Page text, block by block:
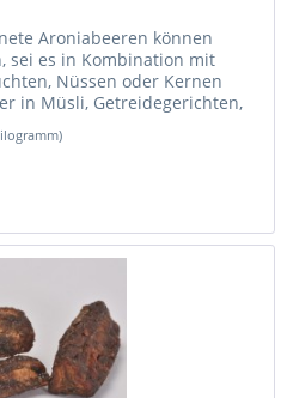
Aroniabeeren können
sei es in Kombination mit
Nüssen oder Kernen
in Müsli, Getreidegerichten,